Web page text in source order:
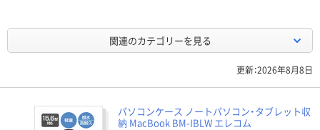
関連のカテゴリーを見る
更新：2026年8月8日
パソコンケース ノートパソコン・タブレット収
納 MacBook BM-IBLW エレコム